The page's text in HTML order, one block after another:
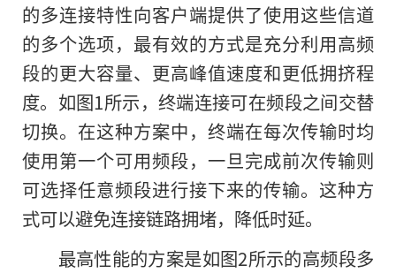
的多连接特性向客户端提供了使用这些信道
的多个选项，最有效的方式是充分利用高频
段的更大容量、更高峰值速度和更低拥挤程
度。如图1所示， 终端连接可在频段之间交替
切换。在这种方案中，终端在每次传输时均
使用第一个可用频段，一旦完成前次传输则
可选择任意频段进行接下来的传输。 这种方
式可以避免连接链路拥堵，降低时延。
最高性能的方案是如图2所示的高频段多